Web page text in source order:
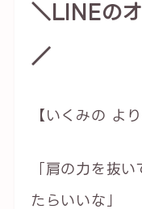
＼LINEの
／
【いくみの よ
「肩の力を抜
たらいいな」